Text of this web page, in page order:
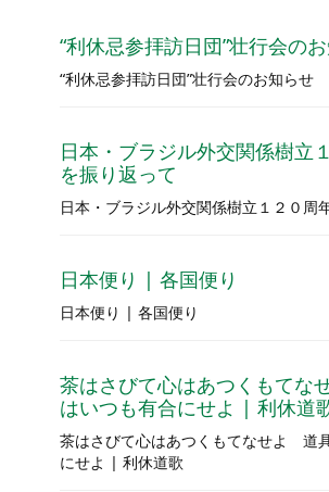
“利休忌参拝訪日団”壮行会の
“利休忌参拝訪日団”壮行会のお知らせ
日本・ブラジル外交関係樹立
を振り返って
日本・ブラジル外交関係樹立１２０周
日本便り | 各国便り
日本便り | 各国便り
茶はさびて心はあつくもて
はいつも有合にせよ | 利休道
茶はさびて心はあつくもてなせよ 道
にせよ | 利休道歌